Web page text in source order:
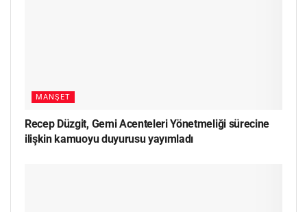
MANŞET
Recep Düzgit, Gemi Acenteleri Yönetmeliği sürecine
ilişkin kamuoyu duyurusu yayımladı